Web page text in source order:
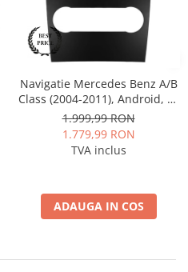
Navigatie Mercedes Benz A/B
Class (2004-2011), Android, A-
Octacore / 4GB RAM + 64GB
ROM, 9 Inch - AD-
BGA9004+AD-BGRKIT420
1.999,99 RON
1.779,99 RON
TVA inclus
ADAUGA IN COS